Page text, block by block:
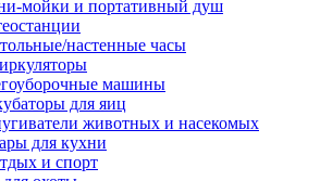
мойки и портативный душ
настенные часы
машины
для яиц
животных и насекомых
для кухни
и спорт